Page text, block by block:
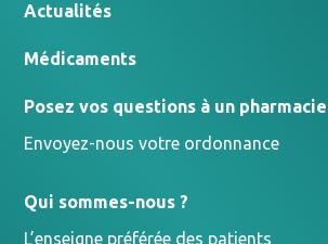
Actualités
Médicaments
Posez vos questions à un
Envoyez-nous votre ordonnance
Qui sommes-nous ?
L’enseigne préférée des patients